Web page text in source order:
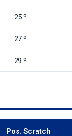
25.º
27.º
29.º
Pos. Scratch